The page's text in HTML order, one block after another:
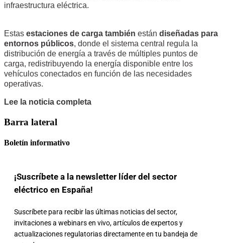
infraestructura eléctrica.
Estas estaciones de carga también están diseñadas para
entornos públicos, donde el sistema central regula la
distribución de energía a través de múltiples puntos de
carga, redistribuyendo la energía disponible entre los
vehículos conectados en función de las necesidades
operativas.
Lee la noticia completa
Barra lateral
Boletín informativo
¡Suscríbete a la newsletter líder del sector
eléctrico en España!
Suscríbete para recibir las últimas noticias del sector,
invitaciones a webinars en vivo, artículos de expertos y
actualizaciones regulatorias directamente en tu bandeja de